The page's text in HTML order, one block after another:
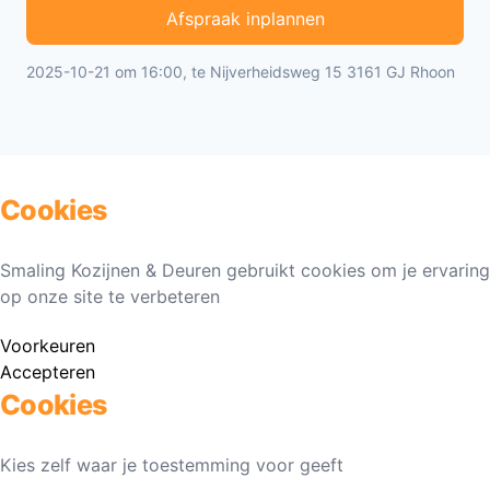
Afspraak inplannen
2025-10-21 om 16:00, te Nijverheidsweg 15 3161 GJ Rhoon
Cookies
Smaling Kozijnen & Deuren gebruikt cookies om je ervaring
op onze site te verbeteren
Voorkeuren
Accepteren
Cookies
Kies zelf waar je toestemming voor geeft